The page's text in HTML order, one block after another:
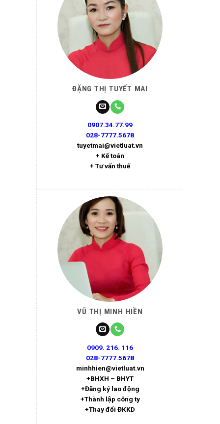
ĐẶNG THỊ TUYẾT MAI
0907.34.77.99
028-7777.5678
tuyetmai@vietluat.vn
+ Kế toán
+ Tư vấn thuế
VŨ THỊ MINH HIỀN
0909. 216. 116
028-7777.5678
minhhien@vietluat.vn
+BHXH – BHYT
+Đăng ký lao động
+Thành lập công ty
+Thay đổi ĐKKD